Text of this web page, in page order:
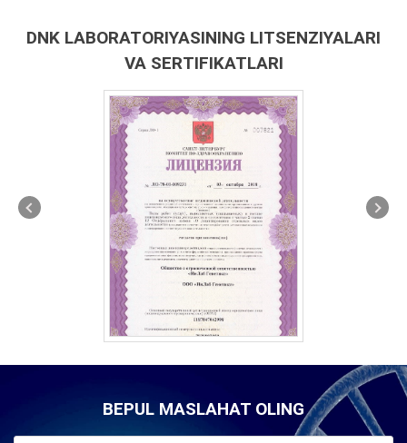
DNK LABORATORIYASINING LITSENZIYALARI
VA SERTIFIKATLARI
BEPUL MASLAHAT OLING